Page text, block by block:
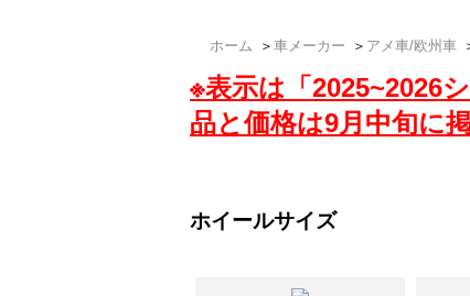
ホーム ＞ 車メーカー ＞ アメ車/欧州車
※表示は「2025~2026
品と価格は9月中旬に
ホイールサイズ